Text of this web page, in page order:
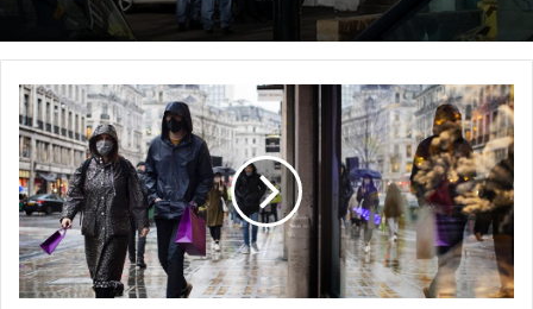
ارتفاع
حاد
في
مستويات
الإصابة
بالفيروس
إنجلترا